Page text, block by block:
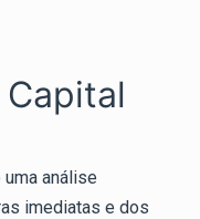
análise
imediatas e dos